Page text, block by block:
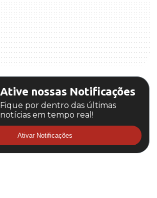
Ative nossas Notificações
Fique por dentro das últimas
notícias em tempo real!
Ativar Notificações